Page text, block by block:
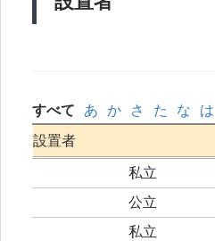
すべて あ か さ た な は
設置者
私立
公立
私立